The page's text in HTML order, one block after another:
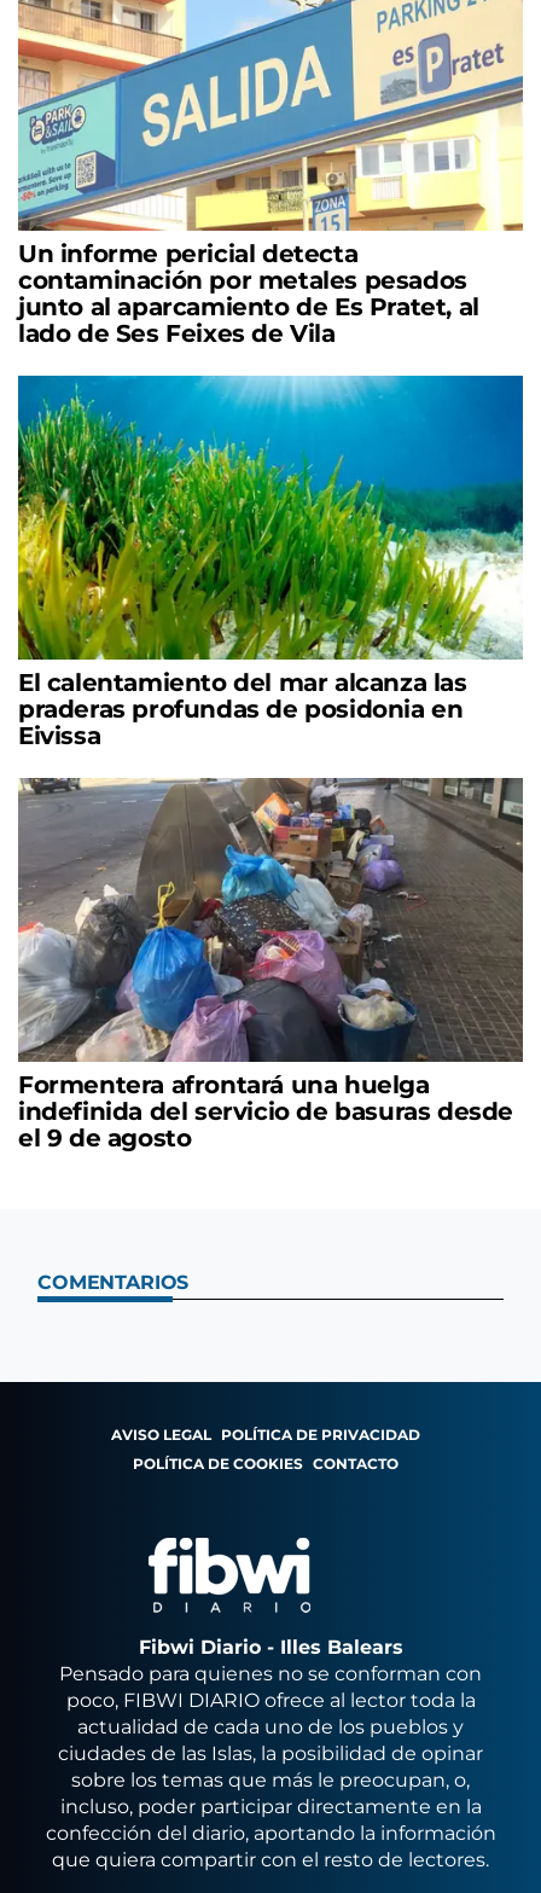
Un informe pericial detecta
contaminación por metales pesados
junto al aparcamiento de Es Pratet, al
lado de Ses Feixes de Vila
El calentamiento del mar alcanza las
praderas profundas de posidonia en
Eivissa
Formentera afrontará una huelga
indefinida del servicio de basuras desde
el 9 de agosto
COMENTARIOS
AVISO LEGAL POLÍTICA DE PRIVACIDAD
POLÍTICA DE COOKIES CONTACTO
Fibwi Diario - Illes Balears
Pensado para quienes no se conforman con
poco, FIBWI DIARIO ofrece al lector toda la
actualidad de cada uno de los pueblos y
ciudades de las Islas, la posibilidad de opinar
sobre los temas que más le preocupan, o,
incluso, poder participar directamente en la
confección del diario, aportando la información
que quiera compartir con el resto de lectores.